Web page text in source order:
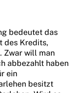
bedeutet das
des Kredits,
Zwar will man
abbezahlt haben
ein
besitzt